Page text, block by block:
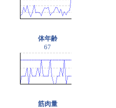
体年齢
67
筋肉量